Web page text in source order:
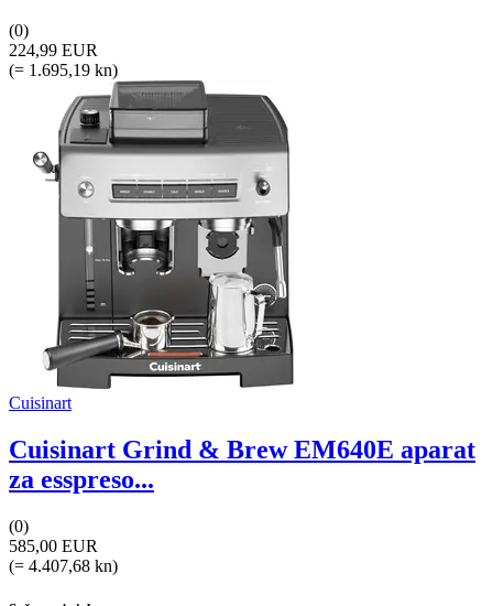
(0)
224,99 EUR
(= 1.695,19 kn)
Cuisinart
Cuisinart Grind & Brew EM640E aparat
za esspreso...
(0)
585,00 EUR
(= 4.407,68 kn)